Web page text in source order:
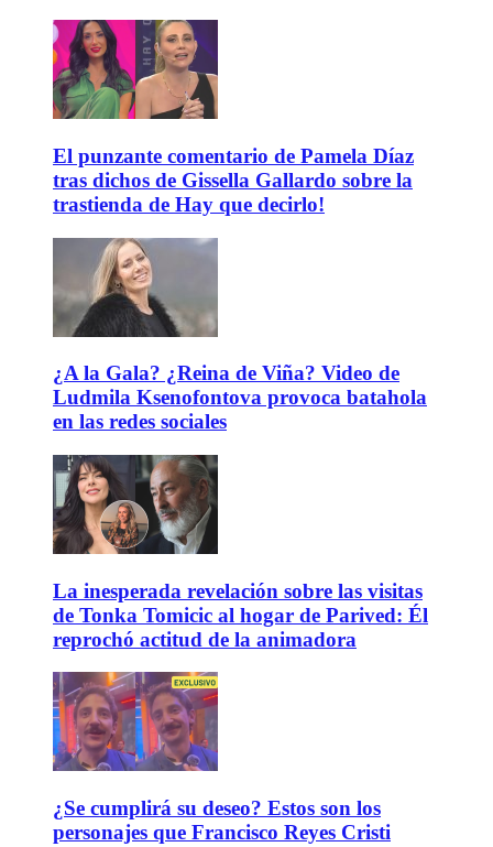
El punzante comentario de Pamela Díaz
tras dichos de Gissella Gallardo sobre la
trastienda de Hay que decirlo!
¿A la Gala? ¿Reina de Viña? Video de
Ludmila Ksenofontova provoca batahola
en las redes sociales
La inesperada revelación sobre las visitas
de Tonka Tomicic al hogar de Parived: Él
reprochó actitud de la animadora
¿Se cumplirá su deseo? Estos son los
personajes que Francisco Reyes Cristi